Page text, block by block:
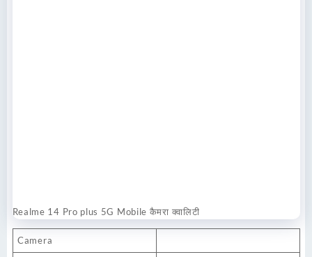
Realme 14 Pro plus 5G Mobile कैमरा क्वालिटी
Camera